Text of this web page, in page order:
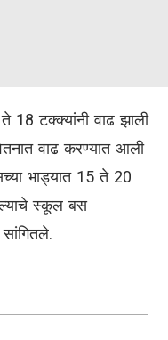
18 टक्क्यांनी वाढ झाली
वाढ करण्यात आली
भाड्यात 15 ते 20
स्कूल बस